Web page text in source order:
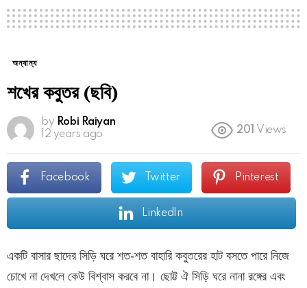
অন্যান্য
শখের কবুতর (ছবি)
by Robi Raiyan
12 years ago
201 Views
Facebook Twitter Pinterest
LinkedIn
একটি বাসার ছাদের সিড়ি ঘরে শত-শত বাহারি কবুতরের হাট বসতে পারে নিজে
চোখে না দেখলে কেউ বিশ্বাস করবে না। ছোট্ট ঐ সিড়ি ঘরে নানা রঙ্গের এবং